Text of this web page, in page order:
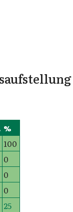
%
100
0
0
0
25